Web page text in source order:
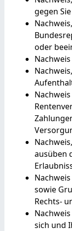
gegen
oder
ausüben
sowie
Rechts-
sich und